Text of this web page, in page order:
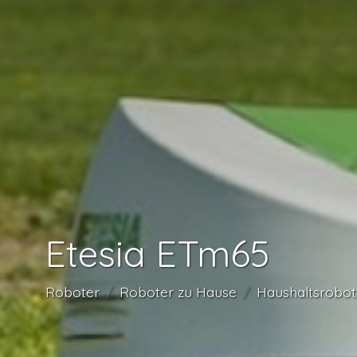
Etesia ETm65
Roboter Roboter zu Hause